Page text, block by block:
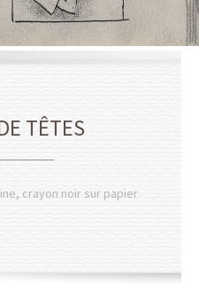
TÊTES
crayon noir sur papier